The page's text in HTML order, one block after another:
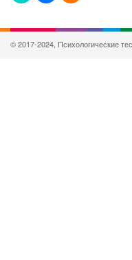
© 2017-2024, Психологические